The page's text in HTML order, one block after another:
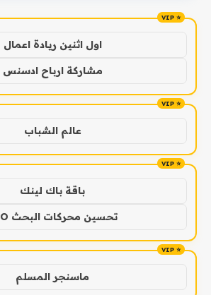
اول اثنين ريادة اعمال
مشاركة ارباح ادسنس
عالم الشباب
باقة باك لينك
تحسين محركات البحث SEO
ماسنجر المسلم